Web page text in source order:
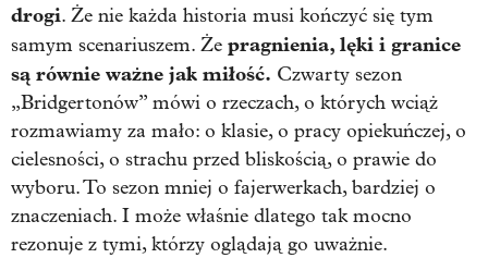
drogi. Że nie każda historia musi kończyć się tym
samym scenariuszem. Że pragnienia, lęki i granice
są równie ważne jak miłość. Czwarty sezon
„Bridgertonów” mówi o rzeczach, o których wciąż
rozmawiamy za mało: o klasie, o pracy opiekuńczej, o
cielesności, o strachu przed bliskością, o prawie do
wyboru. To sezon mniej o fajerwerkach, bardziej o
znaczeniach. I może właśnie dlatego tak mocno
rezonuje z tymi, którzy oglądają go uważnie.